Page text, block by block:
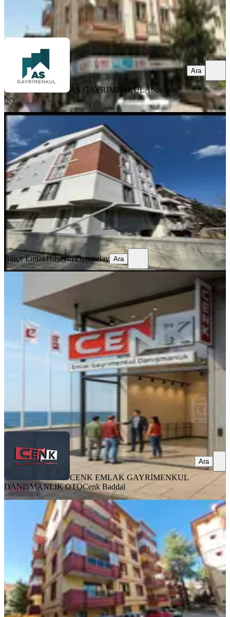
AS GAYRİMENKUL Abdullah bey
AS GAYRİMENKULAbdullah
bey
Ara
EŞYALI
Isparta Merkezde Kiralık 2+1 Eşyalı
Apart
Merkez, Bağlar Mahallesi
2+1·55 m²·2. Kat· 02.08.2026
Bütçe EmlakHüseyin Demiralay
Ara
Bütçe EmlakHüseyin Demiralay Ara
Çayboyu Gökçay Kiralık 3+1 Daire
Merkez, Kurtuluş Mahallesi
3+1· 155 m²·2. Kat·02.08.2026
28.000 ₺
CENK EMLAK GAYRİMENKUL DANIŞMANLIK OTO
CENK EMLAK GAYRİMENKUL
DANIŞMANLIK OTOCenk Baddal
Ara
Çay Boyu Halıcılar Sitesinde 4+1
Kiralık Daire
Merkez, Keçeci Mahallesi
180 m²·Yüksek giriş·02.08.2026
36.000 ₺
ST Emlak TURGUT ÖREN